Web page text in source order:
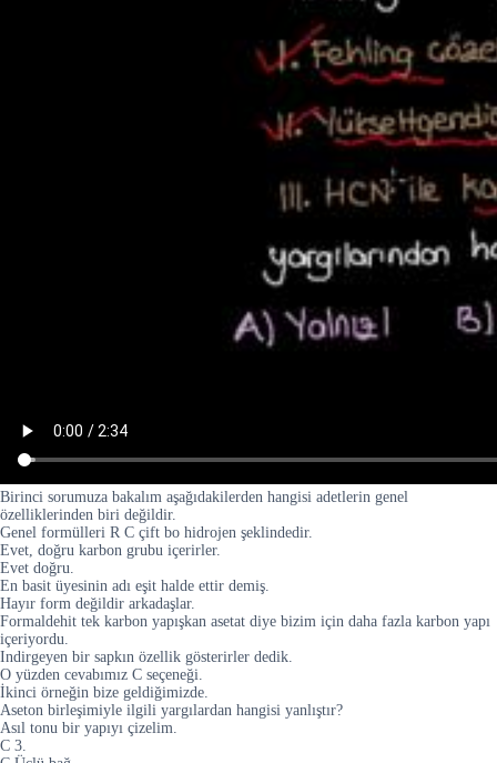
Birinci sorumuza bakalım aşağıdakilerden hangisi adetlerin genel
özelliklerinden biri değildir.
Genel formülleri R C çift bo hidrojen şeklindedir.
Evet, doğru karbon grubu içerirler.
Evet doğru.
En basit üyesinin adı eşit halde ettir demiş.
Hayır form değildir arkadaşlar.
Formaldehit tek karbon yapışkan asetat diye bizim için daha fazla karbon yapı
içeriyordu.
Indirgeyen bir sapkın özellik gösterirler dedik.
O yüzden cevabımız C seçeneği.
İkinci örneğin bize geldiğimizde.
Aseton birleşimiyle ilgili yargılardan hangisi yanlıştır?
Asıl tonu bir yapıyı çizelim.
C 3.